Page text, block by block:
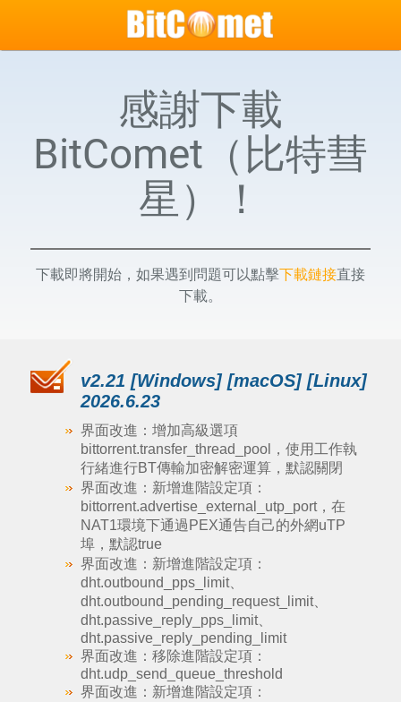
感謝下載
BitComet（比特彗
星）！
下載即將開始，如果遇到問題可以點擊下載鏈接直接
下載。
v2.21 [Windows] [macOS] [Linux]
2026.6.23
界面改進：增加高級選項
bittorrent.transfer_thread_pool，使用工作執
行緒進行BT傳輸加密解密運算，默認關閉
界面改進：新增進階設定項：
bittorrent.advertise_external_utp_port，在
NAT1環境下通過PEX通告自己的外網uTP
埠，默認true
界面改進：新增進階設定項：
dht.outbound_pps_limit、
dht.outbound_pending_request_limit、
dht.passive_reply_pps_limit、
dht.passive_reply_pending_limit
界面改進：移除進階設定項：
dht.udp_send_queue_threshold
界面改進：新增進階設定項：